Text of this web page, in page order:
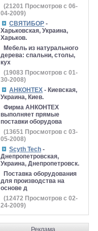
(21201 Просмотров с 06-
04-2009)
СВЯТИБОР -
Харьковская, Украина,
Харьков.
Мебель из натурального
дерева: спальни, столы,
кух
(19083 Просмотров с 01-
30-2008)
АНКОНТЕХ - Киевская,
Украина, Киев.
Фирма АНКОНТЕХ
выполняет прямые
поставки оборудова
(13651 Просмотров с 03-
05-2008)
Scyth Tech -
Днепропетровская,
Украина, Днепропетровск.
Поставка оборудования
для производства на
основе д
(12472 Просмотров с 02-
24-2009)
Реклама